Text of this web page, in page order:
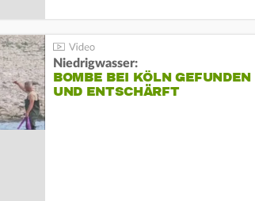
Niedrigwasser:
BOMBE BEI KÖLN GEFUNDEN
UND ENTSCHÄRFT